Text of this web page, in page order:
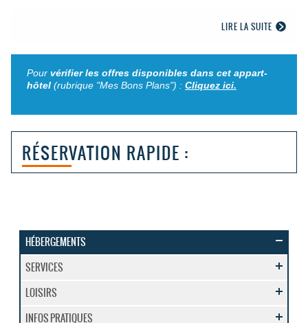
LIRE LA SUITE
Pour vérifier les offres disponibles dans cet appart-
hôtel (rubrique "Mes Bons Plans") : Cliquez ici.
RÉSERVATION RAPIDE :
HÉBERGEMENTS
SERVICES
LOISIRS
INFOS PRATIQUES